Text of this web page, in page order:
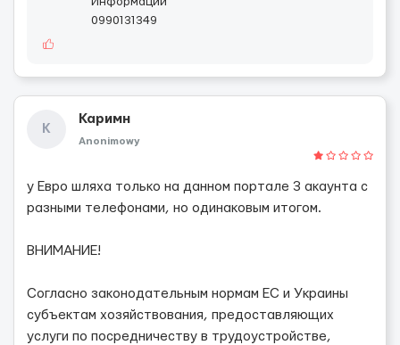
0990131349
К
Каримн
Anonimowy
у Евро шляха только на данном портале 3 акаунта с
разными телефонами, но одинаковым итогом.
ВНИМАНИЕ!
Согласно законодательным нормам ЕС и Украины
субъектам хозяйствования, предоставляющих
услуги по посредничеству в трудоустройстве,